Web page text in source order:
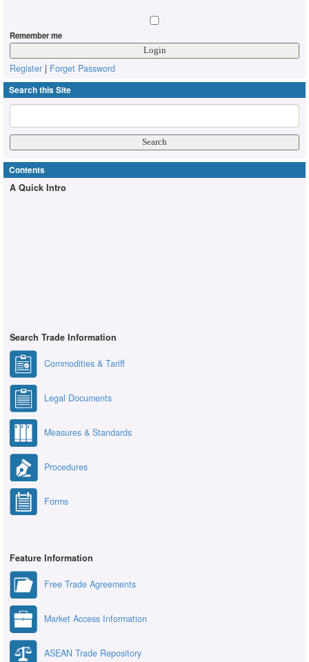
Remember me
Register | Forget Password
Search this Site
Contents
A Quick Intro
Search Trade Information
Commodities & Tariff
Legal Documents
Measures & Standards
Procedures
Forms
Feature Information
Free Trade Agreements
Market Access Information
ASEAN Trade Repository